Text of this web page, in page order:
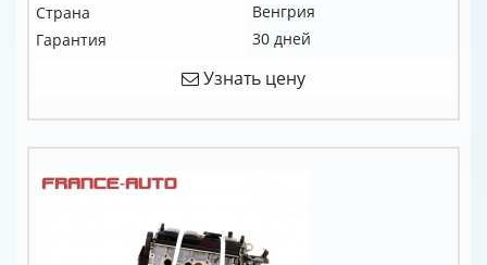
Страна
Венгрия
Гарантия
30 дней
Узнать цену